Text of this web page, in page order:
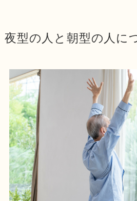
夜型の人と朝型の人に